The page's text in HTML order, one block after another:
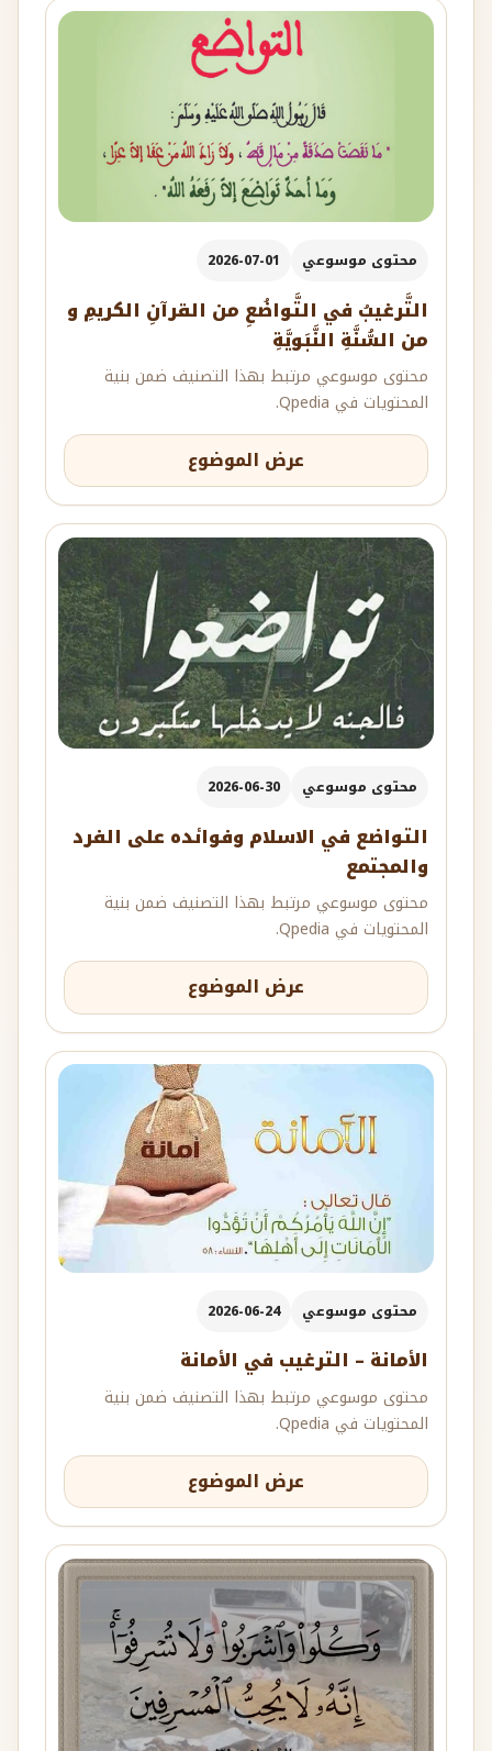
محتوى موسوعي 2026-07-01
التَّرغيبُ في التَّواضُعِ من القرآنِ الكريمِ و
من السُّنَّةِ النَّبَويَّةِ
محتوى موسوعي مرتبط بهذا التصنيف ضمن بنية
المحتويات في Qpedia.
عرض الموضوع
محتوى موسوعي 2026-06-30
التواضع في الاسلام وفوائده على الفرد
والمجتمع
محتوى موسوعي مرتبط بهذا التصنيف ضمن بنية
المحتويات في Qpedia.
عرض الموضوع
محتوى موسوعي 2026-06-24
الأمانة – الترغيب في الأمانة
محتوى موسوعي مرتبط بهذا التصنيف ضمن بنية
المحتويات في Qpedia.
عرض الموضوع